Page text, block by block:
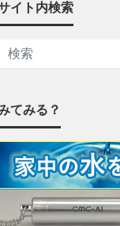
イト内検索
てみる？